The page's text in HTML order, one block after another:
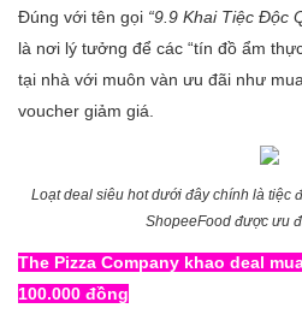
Đúng với tên gọi “9.9 Khai Tiệc Độc
là nơi lý tưởng để các “tín đồ ẩm
tại nhà với muôn vàn ưu đãi như
voucher giảm giá.
Loạt deal siêu hot dưới đây chính là tiệc
ShopeeFood được ưu
The Pizza Company khao deal
100.000 đồng